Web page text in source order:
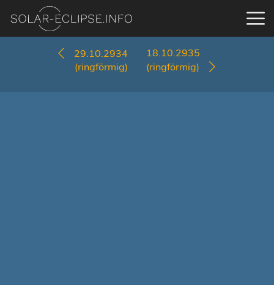
29.10.2934
(ringförmig)
18.10.2935
(ringförmig)